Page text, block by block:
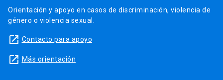
Orientación y apoyo en casos de discriminación, violencia de
género o violencia sexual.
launch Contacto para apoyo
launch Más orientación